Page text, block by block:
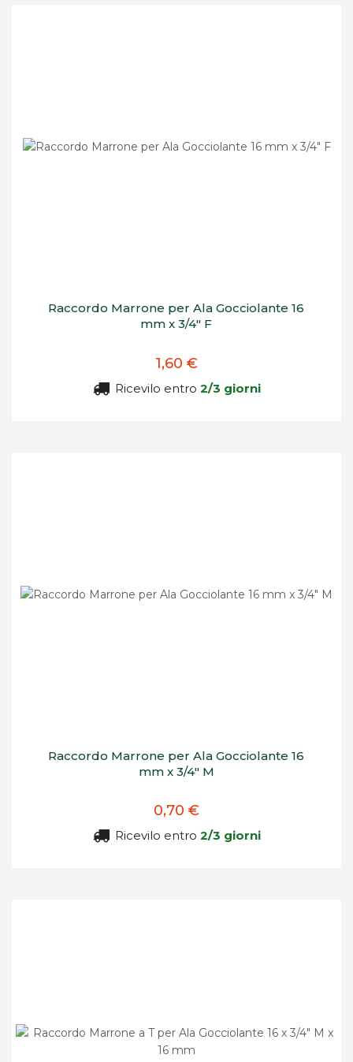
Raccordo Marrone per Ala Gocciolante 16
mm x 3/4" F
1,60 €
Ricevilo entro 2/3 giorni
Raccordo Marrone per Ala Gocciolante 16
mm x 3/4" M
0,70 €
Ricevilo entro 2/3 giorni